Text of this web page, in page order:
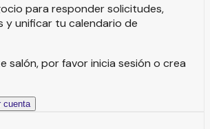
para responder solicitudes,
y unificar tu calendario de
salón, por favor inicia sesión o crea
cuenta